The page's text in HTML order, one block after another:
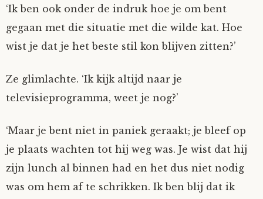
‘Ik ben ook onder de indruk hoe je om bent
gegaan met die situatie met die wilde kat. Hoe
wist je dat je het beste stil kon blijven zitten?’
Ze glimlachte. ‘Ik kijk altijd naar je
televisieprogramma, weet je nog?’
‘Maar je bent niet in paniek geraakt; je bleef op
je plaats wachten tot hij weg was. Je wist dat hij
zijn lunch al binnen had en het dus niet nodig
was om hem af te schrikken. Ik ben blij dat ik